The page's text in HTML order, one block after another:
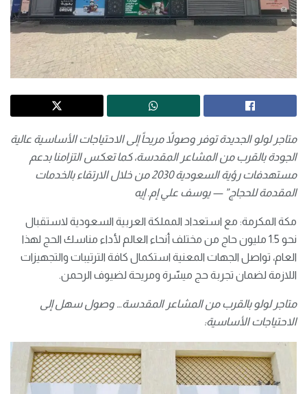
متاجر لولوالجديدة توفر وصولاً مريحاً إلى الاحتياجات الأساسية عالية
الجودة بالقرب من المشاعر المقدسة، كما تعكس التزامنا بدعم
مستهدفات رؤية السعودية 2030 من خلال الارتقاء بالخدمات
المقدمة للحجاج” — يوسف علي إم. إيه
مكة المكرمة: مع استعداد المملكة العربية السعودية لاستقبال
نحو 1.5 مليون حاج من مختلف أنحاء العالم لأداء مناسك الحج لهذا
العام، تواصل الجهات المعنية استكمال كافة الترتيبات والتجهيزات
اللازمة لضمان تجربة حج ميسّرة ومريحة لضيوف الرحمن.
متاجر لولو بالقرب من المشاعر المقدسة… وصول سهل إلى
الاحتياجات الأساسية: